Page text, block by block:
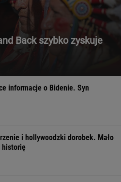
Back szybko zyskuje
informacje o Bidenie. Syn
i hollywoodzki dorobek. Mało
historię